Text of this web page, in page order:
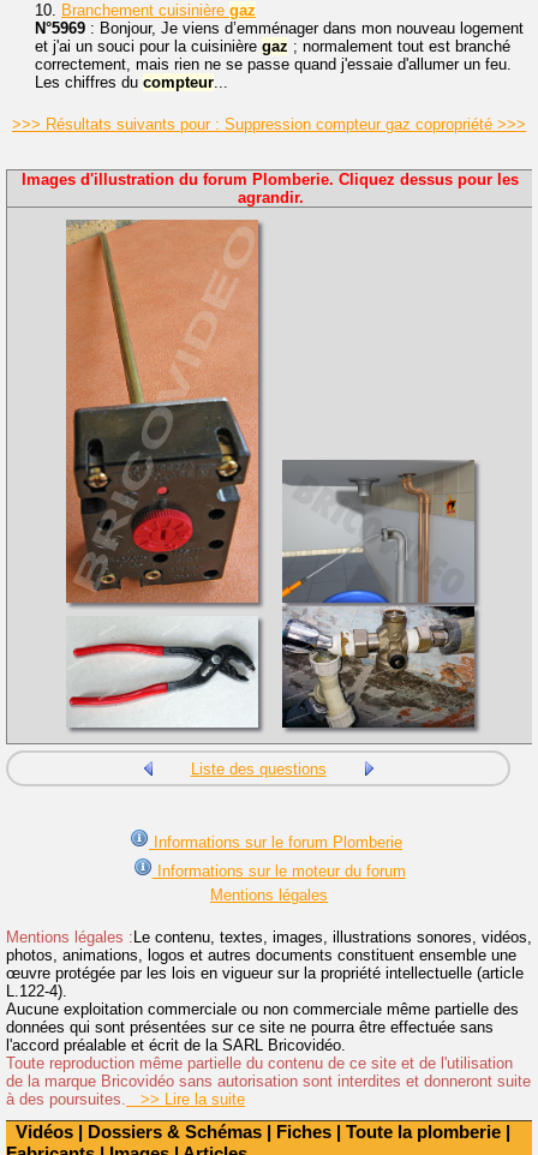
Vidéos | Dossiers & Schémas | Fiches | Toute la plomberie |
10. Branchement cuisinière gaz
N°5969 : Bonjour, Je viens d’emménager dans mon nouveau logement
et j'ai un souci pour la cuisinière gaz ; normalement tout est branché
correctement, mais rien ne se passe quand j'essaie d'allumer un feu.
Les chiffres du compteur...
>>> Résultats suivants pour : Suppression compteur gaz copropriété >>>
Images d'illustration du forum Plomberie. Cliquez dessus pour les
agrandir.
Liste des questions
Informations sur le forum Plomberie
Informations sur le moteur du forum
Mentions légales
Mentions légales : Le contenu, textes, images, illustrations sonores, vidéos,
photos, animations, logos et autres documents constituent ensemble une
œuvre protégée par les lois en vigueur sur la propriété intellectuelle (article
L.122-4).
Aucune exploitation commerciale ou non commerciale même partielle des
données qui sont présentées sur ce site ne pourra être effectuée sans
l'accord préalable et écrit de la SARL Bricovidéo.
Toute reproduction même partielle du contenu de ce site et de l'utilisation
de la marque Bricovidéo sans autorisation sont interdites et donneront suite
à des poursuites. >> Lire la suite